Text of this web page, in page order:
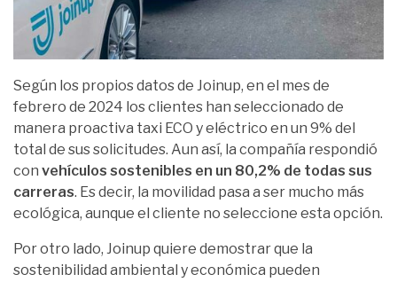
Según los propios datos de Joinup, en el mes de
febrero de 2024 los clientes han seleccionado de
manera proactiva taxi ECO y eléctrico en un 9% del
total de sus solicitudes. Aun así, la compañía respondió
con vehículos sostenibles en un 80,2% de todas sus
carreras. Es decir, la movilidad pasa a ser mucho más
ecológica, aunque el cliente no seleccione esta opción.
Por otro lado, Joinup quiere demostrar que la
sostenibilidad ambiental y económica pueden